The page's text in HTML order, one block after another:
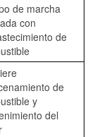
de marcha
con
de
de
y
del